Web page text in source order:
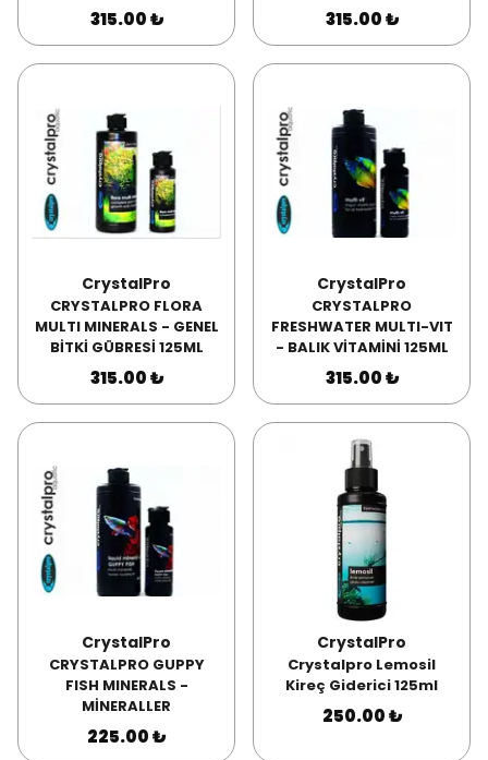
315.00 ₺ 315.00 ₺
CrystalPro
CRYSTALPRO FLORA
MULTI MINERALS - GENEL
BİTKİ GÜBRESİ 125ML
315.00 ₺
CrystalPro
CRYSTALPRO
FRESHWATER MULTI-VIT
- BALIK VİTAMİNİ 125ML
315.00 ₺
CrystalPro
CRYSTALPRO GUPPY
FISH MINERALS -
MİNERALLER
225.00 ₺
CrystalPro
Crystalpro Lemosil
Kireç Giderici 125ml
250.00 ₺